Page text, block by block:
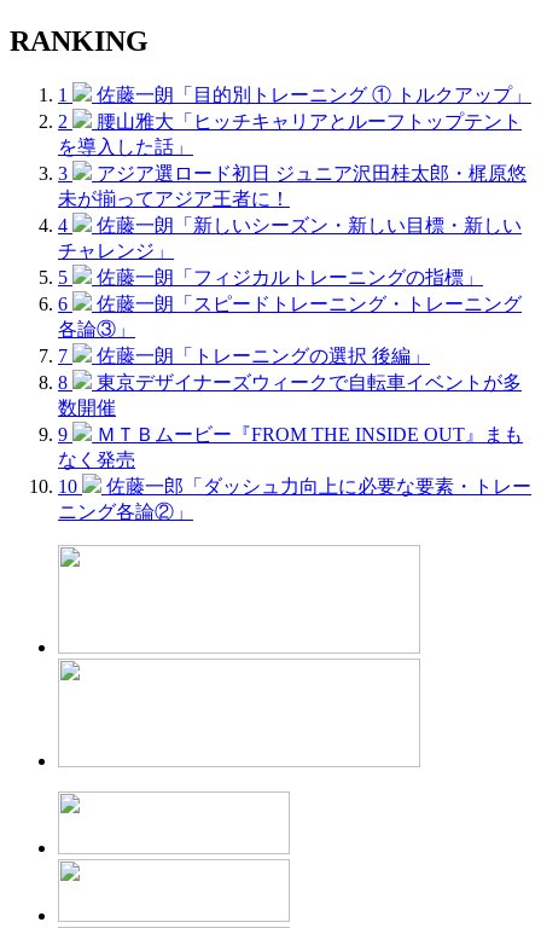
RANKING
1
佐藤一朗「目的別トレーニング ① トルクアップ」
2
腰山雅大「ヒッチキャリアとルーフトップテント
を導入した話」
3
アジア選ロード初日 ジュニア沢田桂太郎・梶原悠
未が揃ってアジア王者に！
4
佐藤一朗「新しいシーズン・新しい目標・新しい
チャレンジ」
5
佐藤一朗「フィジカルトレーニングの指標」
6
佐藤一朗「スピードトレーニング・トレーニング
各論③」
7
佐藤一朗「トレーニングの選択 後編」
8
東京デザイナーズウィークで自転車イベントが多
数開催
9
ＭＴＢムービー『FROM THE INSIDE OUT』まも
なく発売
10
佐藤一郎「ダッシュ力向上に必要な要素・トレー
ニング各論②」